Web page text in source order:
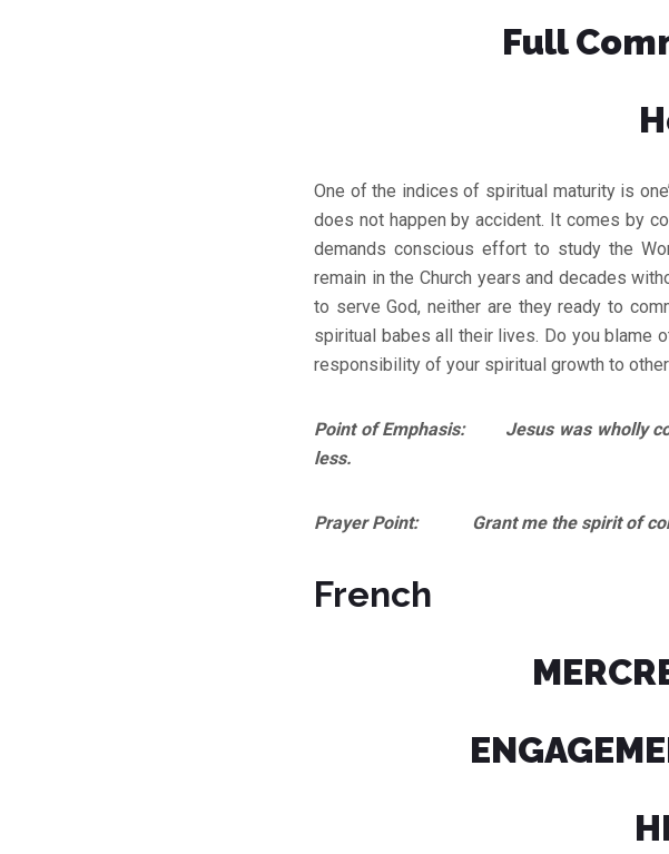
Full
One of the indices of spiritual maturity is
does not happen by accident. It comes by
demands conscious effort to study the
remain in the Church years and decades
to serve God, neither are they ready to
spiritual babes all their lives. Do you blame
responsibility of your spiritual growth to
Point of Emphasis: Jesus was wholly
less.
Prayer Point: Grant me the spirit of
French